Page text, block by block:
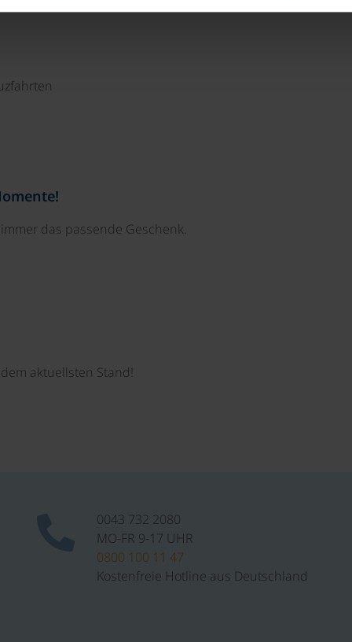
das passende Geschenk.
aktuellsten Stand!
0043 732 2080
MO-FR 9-17 UHR
0800 100 11 47
Kostenfreie Hotline aus Deutschland